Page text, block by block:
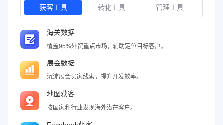
获客工具 转化工具 管理工具
海关数据
覆盖95%外贸重点市场，辅助定位目标客户。
展会数据
沉淀展会买家线索，提升开发效率。
地图获客
按国家和行业发现海外潜在客户。